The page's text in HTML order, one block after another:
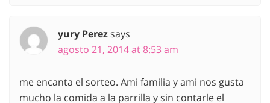
yury Perezsays
agosto 21, 2014 at 8:53 am
me encanta el sorteo. Ami familia y ami nos gusta
mucho la comida a la parrilla y sin contarle el